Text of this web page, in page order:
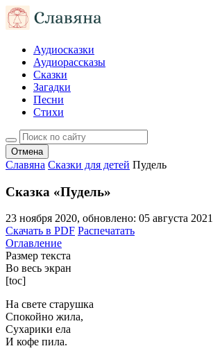
Аудиосказки
Аудиорассказы
Сказки
Загадки
Песни
Стихи
Отмена
Славяна Сказки для детей Пудель
Сказка «Пудель»
23 ноября 2020, обновлено: 05 августа 2021
Скачать в PDF Распечатать
Оглавление
Размер текста
Во весь экран
[toc]
На свете старушка
Спокойно жила,
Сухарики ела
И кофе пила.